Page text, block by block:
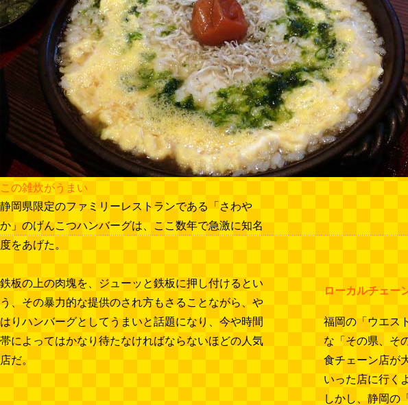
この雑炊がうまい
静岡県限定のファミリーレストランである「さわや
か」のげんこつハンバーグは、ここ数年で急激に知名
度をあげた。
鉄板の上の肉塊を、ジューッと鉄板に押し付けるとい
う、その暴力的な提供のされ方もさることながら、や
はりハンバーグとしてうまいと話題になり、今や時間
帯によってはかなり待たなければならないほどの人気
店だ。
ローカルチェー
福岡の「ウエス
な「その県、そ
食チェーン店が
いった店に行く
しかし、静岡の